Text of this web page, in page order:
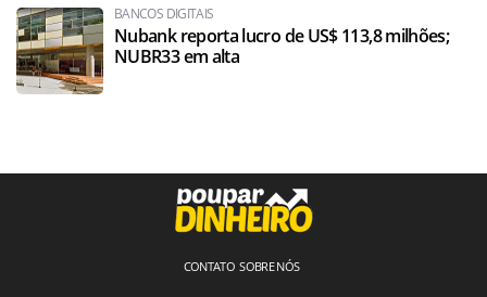
BANCOS DIGITAIS
Nubank reporta lucro de US$ 113,8 milhões;
NUBR33 em alta
CONTATO SOBRE NÓS